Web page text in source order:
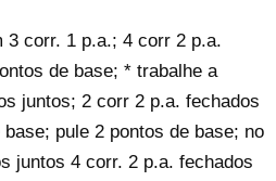
3 corr. 1 p.a.; 4 corr 2 p.a.
de base; * trabalhe a
juntos; 2 corr 2 p.a. fechados
pule 2 pontos de base; no
juntos 4 corr. 2 p.a. fechados